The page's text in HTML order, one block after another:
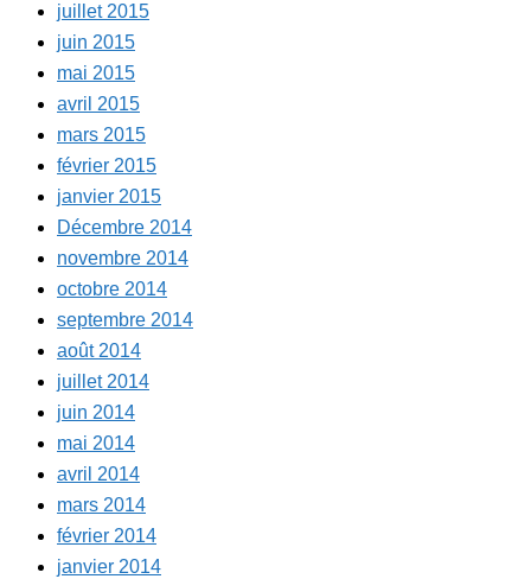
juillet 2015
juin 2015
mai 2015
avril 2015
mars 2015
février 2015
janvier 2015
Décembre 2014
novembre 2014
octobre 2014
septembre 2014
août 2014
juillet 2014
juin 2014
mai 2014
avril 2014
mars 2014
février 2014
janvier 2014